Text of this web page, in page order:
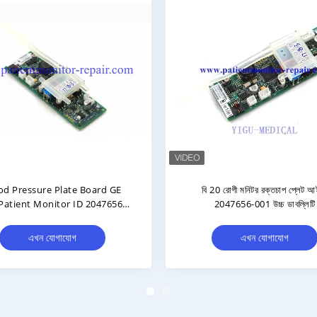
14 লিডওয়্যার সেট 10 লিড কলা AHA
10 লিড 90CM # 2016032-001
এখন যোগাযোগ
GE V100 রোগীর মনিটর নিউম্যাটিক
মেডিকেল সরঞ্জামের জন্য সম্পূর্ণ সেট
এখন যোগাযোগ